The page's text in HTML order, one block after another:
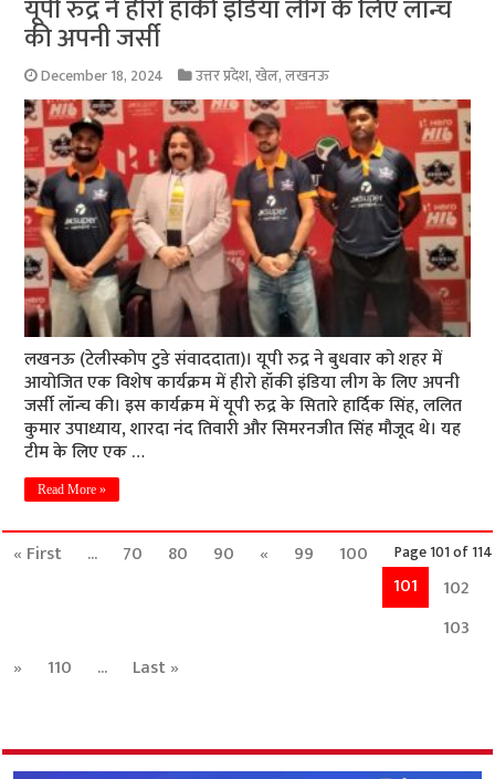
यूपी रुद्र ने हीरो हॉकी इंडिया लीग के लिए लॉन्च
की अपनी जर्सी
December 18, 2024 उत्तर प्रदेश,खेल,लखनऊ
लखनऊ (टेलीस्कोप टुडे संवाददाता)। यूपी रुद्र ने बुधवार को शहर में
आयोजित एक विशेष कार्यक्रम में हीरो हॉकी इंडिया लीग के लिए अपनी
जर्सी लॉन्च की। इस कार्यक्रम में यूपी रुद्र के सितारे हार्दिक सिंह, ललित
कुमार उपाध्याय, शारदा नंद तिवारी और सिमरनजीत सिंह मौजूद थे। यह
टीम के लिए एक …
Read More »
Page 101 of 114
« First ... 70 80 90 « 99
100
101
102
103
»
110 ... Last »